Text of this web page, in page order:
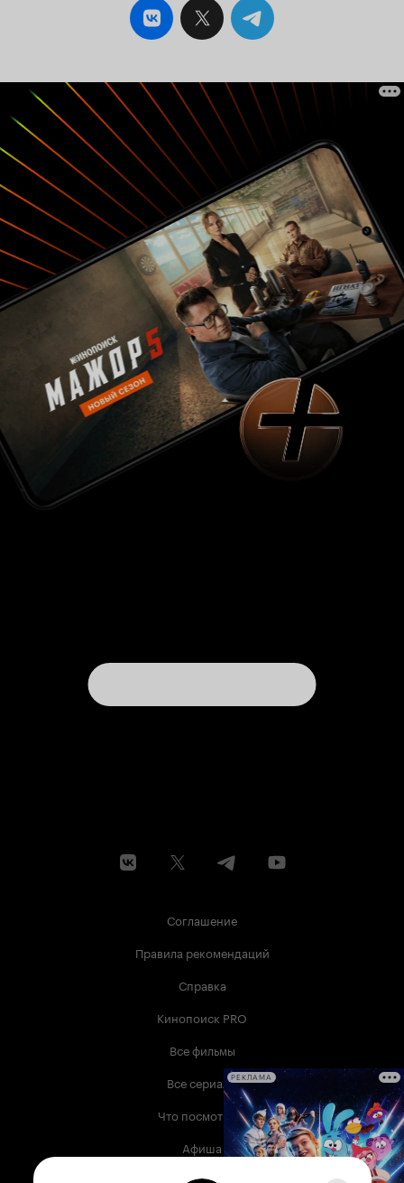
Соглашение
Правила рекомендаций
Справка
Кинопоиск PRO
Все фильмы
Все сериалы
Что посмотреть
Афиша
Музыка
РЕКЛАМА